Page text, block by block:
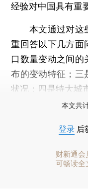
经验对中国具有重
本文通过对这些
重回答以下几方面
口数量变动之间的
布的变动特征；三
状况；四是特大城
本文共
登录 后
财新通会
可畅读全